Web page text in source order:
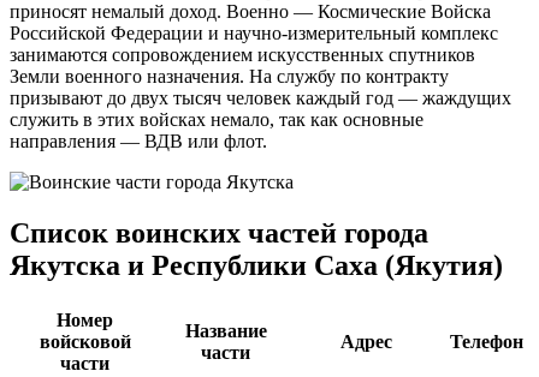
приносят немалый доход. Военно — Космические Войска
Российской Федерации и научно-измерительный комплекс
занимаются сопровождением искусственных спутников
Земли военного назначения. На службу по контракту
призывают до двух тысяч человек каждый год — жаждущих
служить в этих войсках немало, так как основные
направления — ВДВ или флот.
Список воинских частей города
Якутска и Республики Саха (Якутия)
Номер
войсковой
части
Название
части
Адрес Телефон